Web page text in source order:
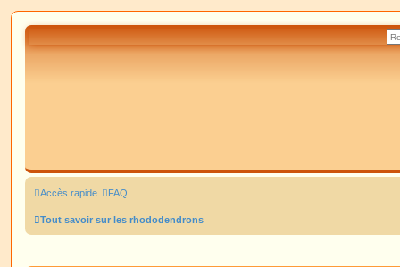
Accès rapide FAQ
Tout savoir sur les rhododendrons